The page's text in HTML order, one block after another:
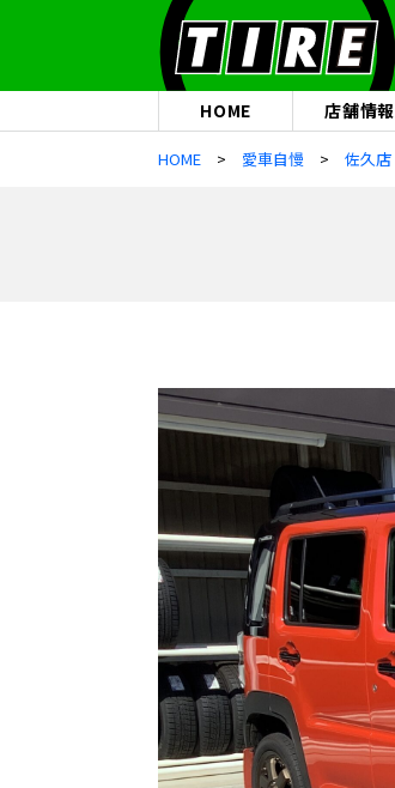
HOME 店舗情報
HOME 愛車自慢 佐久店